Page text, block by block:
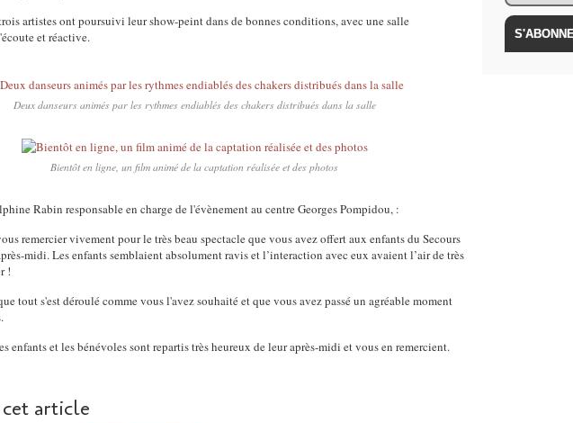
artistes ont poursuivi leur show-peint dans de bonnes conditions, avec une salle
et réactive.
Deux danseurs animés par les rythmes endiablés des chakers distribués dans la salle
Bientôt en ligne, un film animé de la captation réalisée et des photos
Rabin responsable en charge de l'évènement au centre Georges Pompidou, :
remercier vivement pour le très beau spectacle que vous avez offert aux enfants du Secours
midi. Les enfants semblaient absolument ravis et l’interaction avec eux avaient l’air de très
!
tout s'est déroulé comme vous l'avez souhaité et que vous avez passé un agréable moment
enfants et les bénévoles sont repartis très heureux de leur après-midi et vous en remercient.
article